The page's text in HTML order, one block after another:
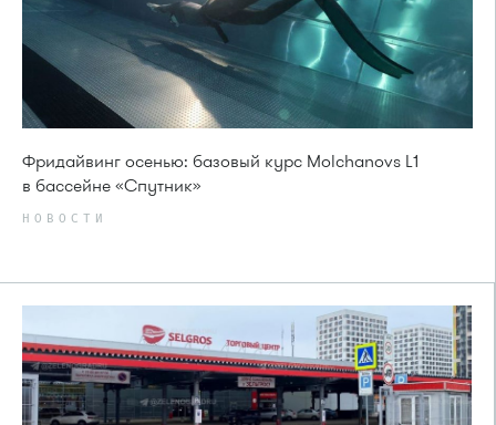
Фридайвинг осенью: базовый курс Molchanovs L1
в бассейне «Спутник»
НОВОСТИ